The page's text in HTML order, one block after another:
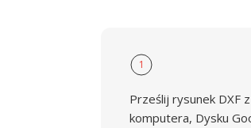
1
Prześlij rysunek DXF z
komputera, Dysku